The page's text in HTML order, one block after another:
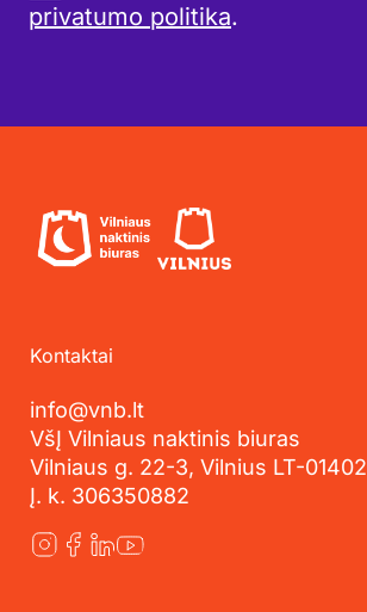
privatumo politika.
Kontaktai
info@vnb.lt
VšĮ Vilniaus naktinis biuras
Vilniaus g. 22-3, Vilnius LT-01402
Į. k. 306350882